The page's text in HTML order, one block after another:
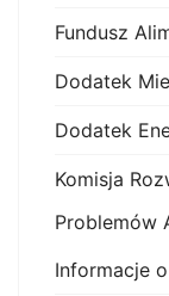
Fundusz
Dodatek
Dodatek
Komisja
Problemów
Informacje